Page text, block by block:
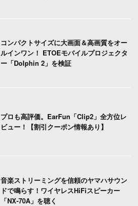
コンパクトサイズに大画面＆高画質をオー
ルインワン！ ETOEモバイルプロジェクタ
ー「Dolphin 2」を検証
プロも高評価。EarFun「Clip2」全方位レ
ビュー！【割引クーポン情報あり】
音楽ストリーミングを信頼のヤマハサウン
ドで鳴らす！ワイヤレスHiFiスピーカー
「NX-70A」を聴く